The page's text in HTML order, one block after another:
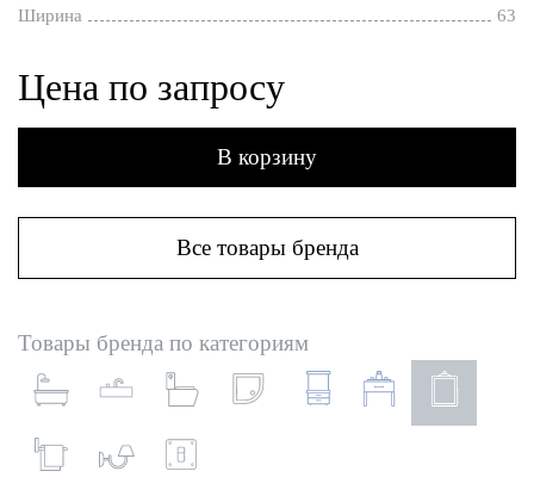
Ширина
63
Цена по запросу
В корзину
Все товары бренда
Товары бренда по категориям